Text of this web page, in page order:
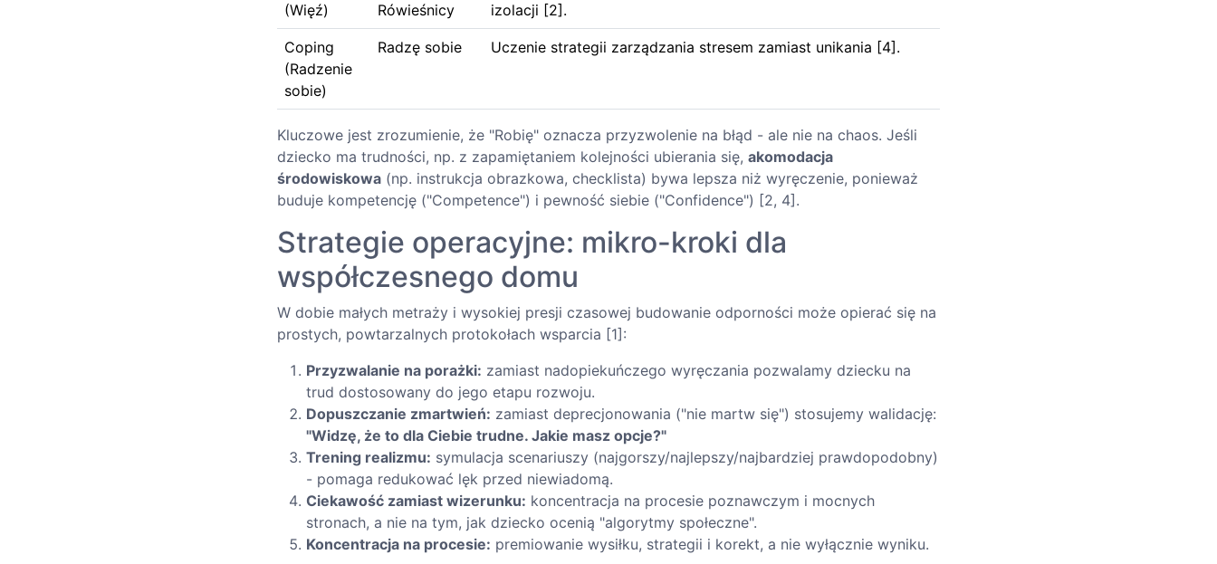
(Więź)
Rówieśnicy
izolacji [2].
Coping
(Radzenie
sobie)
Radzę sobie Uczenie strategii zarządzania stresem zamiast unikania [4].
Kluczowe jest zrozumienie, że "Robię" oznacza przyzwolenie na błąd - ale nie na chaos. Jeśli
dziecko ma trudności, np. z zapamiętaniem kolejności ubierania się, akomodacja
środowiskowa (np. instrukcja obrazkowa, checklista) bywa lepsza niż wyręczenie, ponieważ
buduje kompetencję ("Competence") i pewność siebie ("Confidence") [2, 4].
Strategie operacyjne: mikro-kroki dla
współczesnego domu
W dobie małych metraży i wysokiej presji czasowej budowanie odporności może opierać się na
prostych, powtarzalnych protokołach wsparcia [1]:
Przyzwalanie na porażki: zamiast nadopiekuńczego wyręczania pozwalamy dziecku na
trud dostosowany do jego etapu rozwoju.
Dopuszczanie zmartwień: zamiast deprecjonowania ("nie martw się") stosujemy walidację:
"Widzę, że to dla Ciebie trudne. Jakie masz opcje?"
Trening realizmu: symulacja scenariuszy (najgorszy/najlepszy/najbardziej prawdopodobny)
- pomaga redukować lęk przed niewiadomą.
Ciekawość zamiast wizerunku: koncentracja na procesie poznawczym i mocnych
stronach, a nie na tym, jak dziecko ocenią "algorytmy społeczne".
Koncentracja na procesie: premiowanie wysiłku, strategii i korekt, a nie wyłącznie wyniku.